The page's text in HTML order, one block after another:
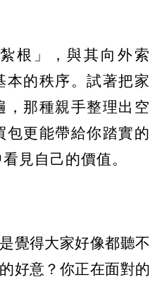
根」，與其向外索
本的秩序。試著把家
，那種親手整理出空
包更能帶給你踏實的
見自己的價值。
覺得大家好像都聽不
好意？你正在面對的